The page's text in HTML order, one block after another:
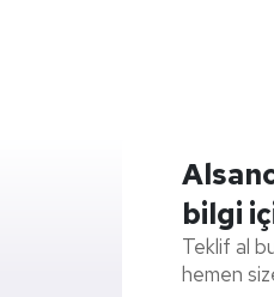
bilgi
Teklif al
hemen